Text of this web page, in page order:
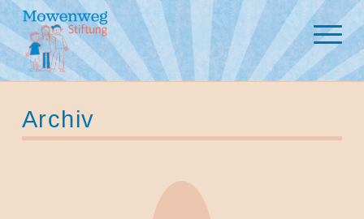
Archiv